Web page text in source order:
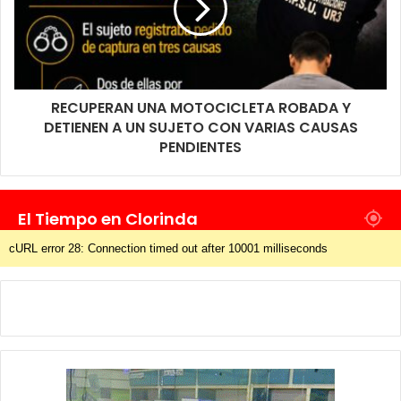
RECUPERAN UNA MOTOCICLETA ROBADA Y
DETIENEN A UN SUJETO CON VARIAS CAUSAS
PENDIENTES
El Tiempo en Clorinda
cURL error 28: Connection timed out after 10001 milliseconds